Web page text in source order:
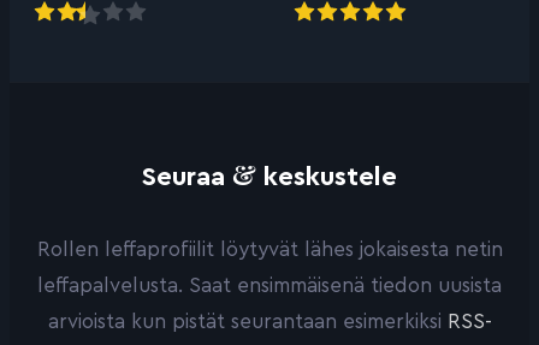
Seuraa & keskustele
Rollen leffaprofiilit löytyvät lähes jokaisesta netin
leffapalvelusta. Saat ensimmäisenä tiedon uusista
arvioista kun pistät seurantaan esimerkiksi RSS-